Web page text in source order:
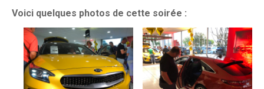
Voici quelques photos de cette soirée :